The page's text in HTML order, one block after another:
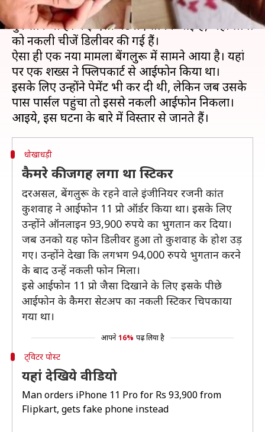
ऑनलाइन शॉपिंग के कुछ फायदे होने के साथ-साथ
नुकसान भी हैं। कई ऐसी घटनाएं सामने आई हैं, जहां लोगों
को नकली चीजें डिलीवर की गई हैं।
ऐसा ही एक नया मामला बेंगलुरू में सामने आया है। यहां
पर एक शख्स ने फ्लिपकार्ट से आईफोन किया था।
इसके लिए उन्होंने पेमेंट भी कर दी थी, लेकिन जब उसके
पास पार्सल पहुंचा तो इससे नकली आईफोन निकला।
धोखाधड़ी
कैमरे की जगह लगा था स्टिकर
दरअसल, बेंगलुरू के रहने वाले इंजीनियर रजनी कांत
कुशवाह ने आईफोन 11 प्रो ऑर्डर किया था। इसके लिए
उन्होंने ऑनलाइन 93,900 रुपये का भुगतान कर दिया।
जब उनको यह फोन डिलीवर हुआ तो कुशवाह के होश उड़
गए। उन्होंने देखा कि लगभग 94,000 रुपये भुगतान करने
के बाद उन्हें नकली फोन मिला।
इसे आईफोन 11 प्रो जैसा दिखाने के लिए इसके पीछे
आईफोन के कैमरा सेटअप का नकली स्टिकर चिपकाया
गया था।
आपने 16% पढ़ लिया है
ट्विटर पोस्ट
यहां देखिये वीडियो
Man orders iPhone 11 Pro for Rs 93,900 from
Flipkart, gets fake phone instead